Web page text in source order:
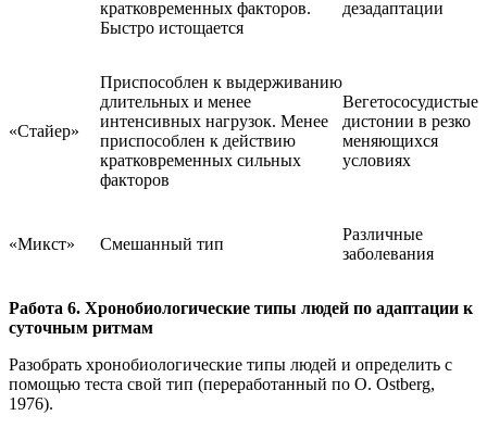
кратковременных факторов.
Быстро истощается
дезадаптации
«Стайер»
Приспособлен к выдерживанию
длительных и менее
интенсивных нагрузок. Менее
приспособлен к действию
кратковременных сильных
факторов
Вегетососудистые
дистонии в резко
меняющихся
условиях
«Микст» Смешанный тип
Различные
заболевания
Работа 6. Хронобиологические типы людей по адаптации к
суточным ритмам
Разобрать хронобиологические типы людей и определить с
помощью теста свой тип (переработанный по О. Оstberg,
1976).